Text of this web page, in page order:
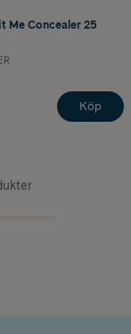
Me Concealer 25
Köp